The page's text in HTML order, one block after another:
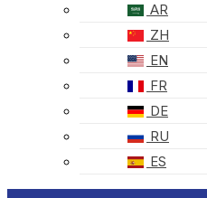
AR
ZH
EN
FR
DE
RU
ES